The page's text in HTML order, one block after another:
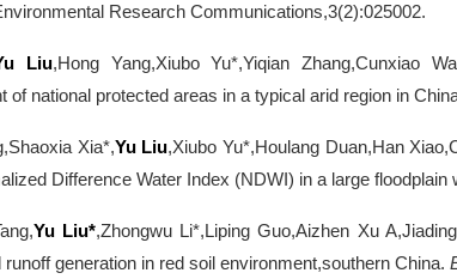
Research Communications,3(2):025002.
Liu,Hong Yang,Xiubo Yu*,Yiqian Zhang,Cunxiao
of national protected areas in a typical arid region in
Xia*,Yu Liu,Xiubo Yu*,Houlang Duan,Han
Difference Water Index (NDWI) in a large
Yu Liu*,Zhongwu Li*,Liping Guo,Aizhen Xu
runoff generation in red soil environment,southern China.